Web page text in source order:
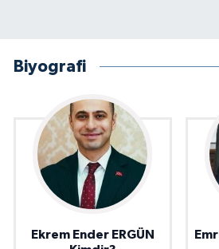
Biyografi
Ekrem Ender ERGÜN